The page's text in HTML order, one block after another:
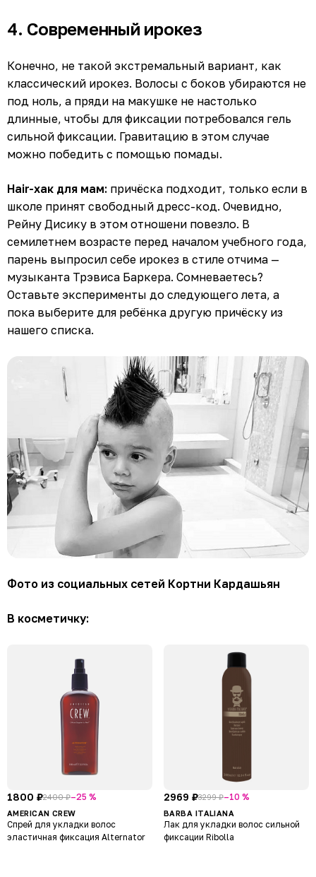
4. Современный ирокез
Конечно, не такой экстремальный вариант, как
классический ирокез. Волосы с боков убираются не
под ноль, а пряди на макушке не настолько
длинные, чтобы для фиксации потребовался гель
сильной фиксации. Гравитацию в этом случае
можно победить с помощью помады.
Hair-хак для мам: причёска подходит, только если в
школе принят свободный дресс-код. Очевидно,
Рейну Дисику в этом отношени повезло. В
семилетнем возрасте перед началом учебного года,
парень выпросил себе ирокез в стиле отчима —
музыканта Трэвиса Баркера. Сомневаетесь?
Оставьте эксперименты до следующего лета, а
пока выберите для ребёнка другую причёску из
нашего списка.
Фото из социальных сетей Кортни Кардашьян
В косметичку:
1800 ₽2400 ₽–25 %
AMERICAN CREW
Спрей для укладки волос
эластичная фиксация Alternator
2969 ₽3299 ₽–10 %
BARBA ITALIANA
Лак для укладки волос сильной
фиксации Ribolla